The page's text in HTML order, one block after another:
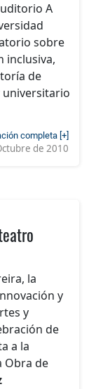
A
sobre
inclusiva,
de
universitario
completa [+]
de 2010
la
y
y
de
a la
Obra de